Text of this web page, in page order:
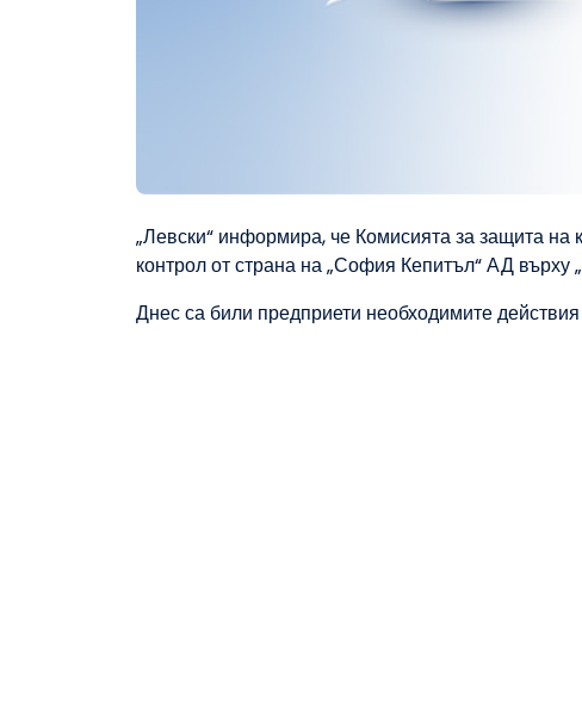
„Левски“ информира, че Комисията за защита
контрол от страна на „София Кепитъл“ АД
Днес са били предприети необходимите